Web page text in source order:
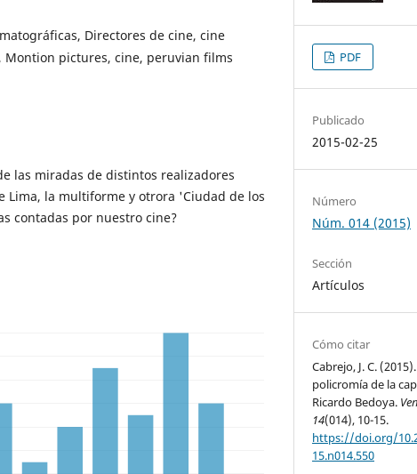
Directores de cine, cine
Montion pictures, cine, peruvian films
las miradas de distintos realizadores
Lima, la multiforme y otrora 'Ciudad de los
contadas por nuestro cine?
PDF
Publicado
2015-02-25
Número
Núm. 014 (2015)
Sección
Artículos
Cómo citar
Cabrejo, J. C.
policromía de la
Ricardo Bedoya.
14(014), 10-15.
https://doi.org/
15.n014.550